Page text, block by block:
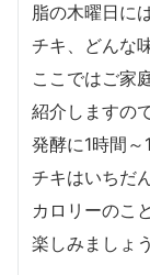
脂の木曜日に
チキ、どんな
ここではご家
紹介しますの
発酵に1時間
チキはいちだ
カロリーのこ
楽しみましょう